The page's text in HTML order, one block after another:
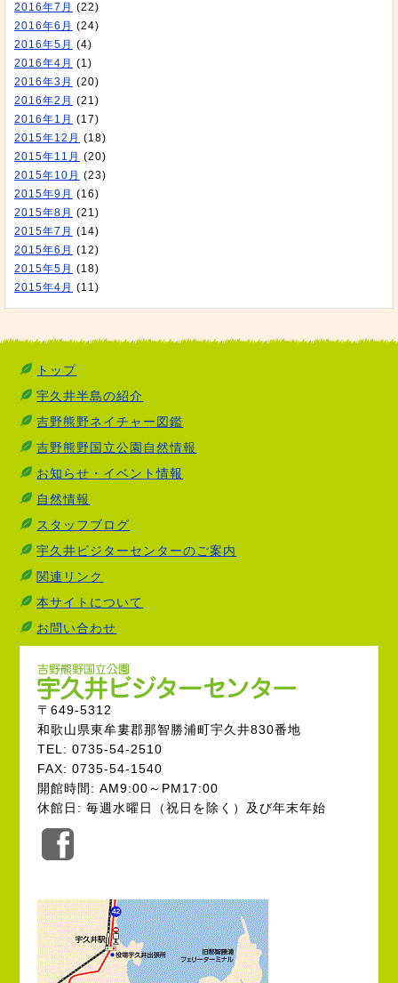
2016年7月 (22)
2016年6月 (24)
2016年5月 (4)
2016年4月 (1)
2016年3月 (20)
2016年2月 (21)
2016年1月 (17)
2015年12月 (18)
2015年11月 (20)
2015年10月 (23)
2015年9月 (16)
2015年8月 (21)
2015年7月 (14)
2015年6月 (12)
2015年5月 (18)
2015年4月 (11)
トップ
宇久井半島の紹介
吉野熊野ネイチャー図鑑
吉野熊野国立公園自然情報
お知らせ・イベント情報
自然情報
スタッフブログ
宇久井ビジターセンターのご案内
関連リンク
本サイトについて
お問い合わせ
〒649-5312
和歌山県東牟婁郡那智勝浦町宇久井830番地
TEL: 0735-54-2510
FAX: 0735-54-1540
開館時間: AM9:00～PM17:00
休館日: 毎週水曜日（祝日を除く）及び年末年始
式
Facebook